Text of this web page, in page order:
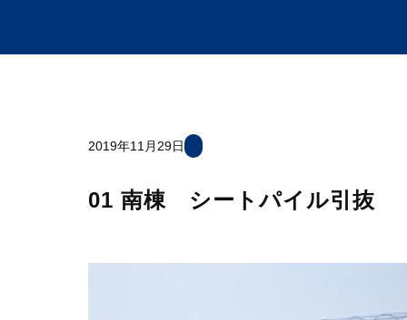
2019年11月29日
01 南棟 シートパイル引抜